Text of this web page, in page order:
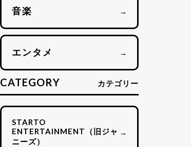
音楽 →
エンタメ →
CATEGORY カテゴリー
STARTO
ENTERTAINMENT（旧ジャ
ニーズ）
→